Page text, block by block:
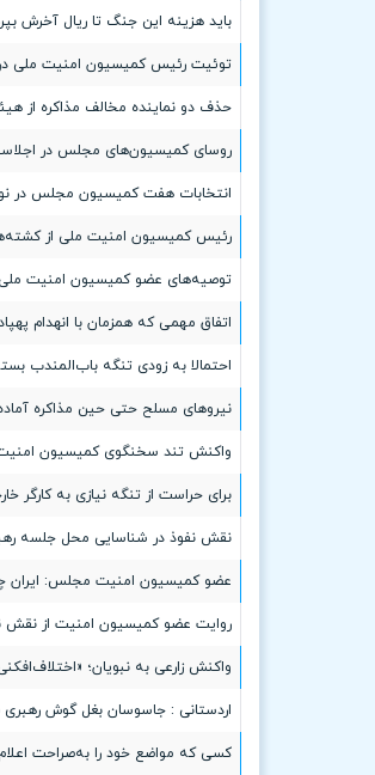
باید هزینه این جنگ تا ریال آخرش
توئیت رئیس کمیسیون امنیت ملی
حذف دو نماینده مخالف مذاکره از
روسای کمیسیون‌های مجلس در
انتخابات هفت کمیسیون مجلس در
رئیس کمیسیون امنیت ملی از
توصیه‌های عضو کمیسیون امنیت ملی
اتفاق مهمی که همزمان با انهدام
احتمالا به زودی تنگه باب‌المندب
نیروهای مسلح حتی حین مذاکره
واکنش تند سخنگوی کمیسیون امنیت
برای حراست از تنگه نیازی به کارگر
نقش نفوذ در شناسایی محل جلسه
عضو کمیسیون امنیت مجلس: ایران
روایت عضو کمیسیون امنیت از نقش
واکنش زارعی به نبویان؛
اردستانی : جاسوسان بغل گوش رهبری
کسی که مواضع خود را به‌صراحت